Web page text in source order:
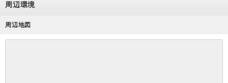
周辺環境
周辺地図